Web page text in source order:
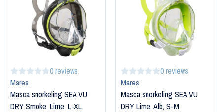
0 reviews
Mares
Masca snorkeling SEA VU
DRY Smoke, Lime, L-XL
0 reviews
Mares
Masca snorkeling SEA VU
DRY Lime, Alb, S-M